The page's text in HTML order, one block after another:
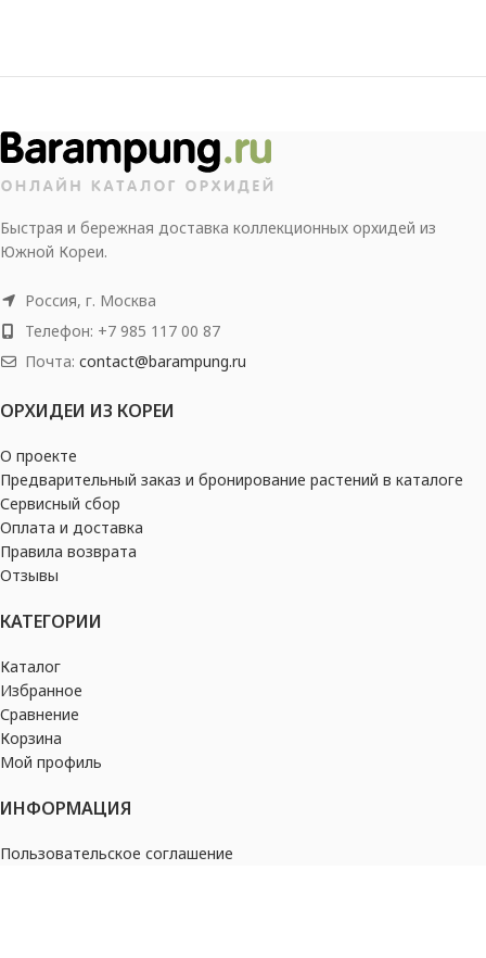
Быстрая и бережная доставка коллекционных орхидей из
Южной Кореи.
Россия, г. Москва
Телефон: +7 985 117 00 87
Почта: contact@barampung.ru
ОРХИДЕИ ИЗ КОРЕИ
О проекте
Предварительный заказ и бронирование растений в каталоге
Сервисный сбор
Оплата и доставка
Правила возврата
Отзывы
КАТЕГОРИИ
Каталог
Избранное
Сравнение
Корзина
Мой профиль
ИНФОРМАЦИЯ
Пользовательское соглашение